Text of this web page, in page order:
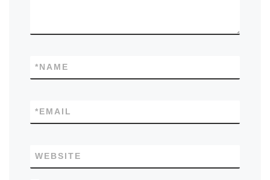
NAME
*
EMAIL
*
WEBSITE